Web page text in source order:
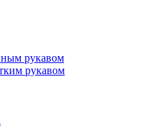
рукавом
рукавом